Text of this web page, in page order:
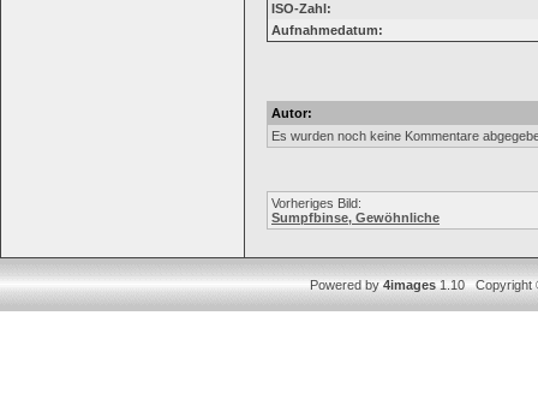
ISO-Zahl:
Aufnahmedatum:
Autor:
Es wurden noch keine Kommentare
Vorheriges Bild:
Sumpfbinse, Gewöhnliche
Powered by4images1.10 Copyright